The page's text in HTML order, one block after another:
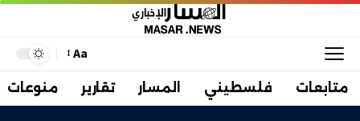
Aa
متابعات فلسطيني المسار تقارير منوعات